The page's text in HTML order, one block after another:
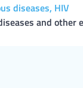
diseases, HIV
and other